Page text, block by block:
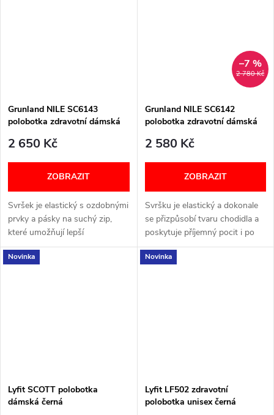
Grunland NILE SC6143
polobotka zdravotní dámská
2 650 Kč
ZOBRAZIT
Svršek je elastický s ozdobnými
prvky a pásky na suchý zip,
které umožňují lepší
přizpůsobení se chodidlu.
Ozdobné prvky dodávají
2 780 Kč
–7 %
Grunland NILE SC6142
polobotka zdravotní dámská
2 580 Kč
ZOBRAZIT
Svršku je elastický a dokonale
se přizpůsobí tvaru chodidla a
poskytuje příjemný pocit i po
celodenním nošení. Širší střih
navíc uleví unaveným nohám a
Novinka
Lyfit SCOTT polobotka
dámská černá
Novinka
Lyfit LF502 zdravotní
polobotka unisex černá